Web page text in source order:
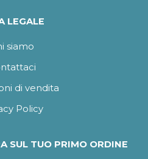
LEGALE
siamo
di vendita
Policy
SUL TUO PRIMO ORDINE